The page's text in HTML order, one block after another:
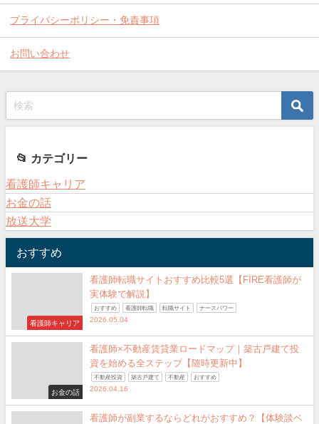
プライバシーポリシー・免責事項
お問い合わせ
📂 カテゴリー
看護師キャリア
お金の話
放送大学
おすすめ
看護師キャリア
看護師転職サイトおすすめ比較5選【FIRE看護師が
実体験で解説】
おすすめ 看護師転職 転職サイト ナースパワー
2026.05.04
お金の話
看護師×不動産賃貸業ロードマップ｜築古戸建て投
資を始める全ステップ【随時更新中】
不動産投資 築古戸建て 不動産 おすすめ
2026.04.16
看護師が副業するならどれがおすすめ？【体験談ベ